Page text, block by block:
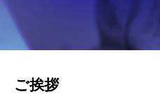
ご挨拶